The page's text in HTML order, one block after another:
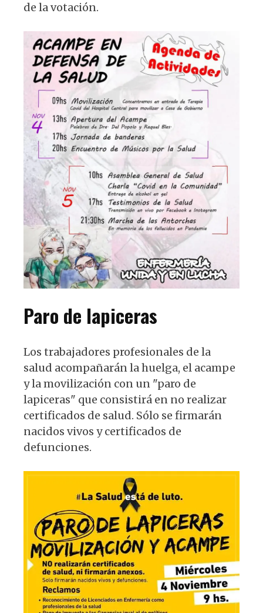
de la votación.
Paro de lapiceras
Los trabajadores profesionales de la
salud acompañarán la huelga, el acampe
y la movilización con un "paro de
lapiceras" que consistirá en no realizar
certificados de salud. Sólo se firmarán
nacidos vivos y certificados de
defunciones.